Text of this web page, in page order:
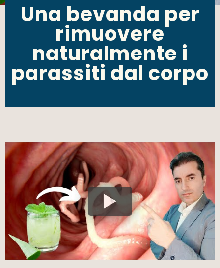
Una bevanda per
rimuovere
naturalmente i
parassiti dal corpo